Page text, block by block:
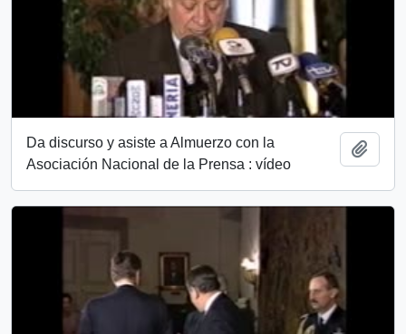
Da discurso y asiste a Almuerzo con la
Asociación Nacional de la Prensa : vídeo